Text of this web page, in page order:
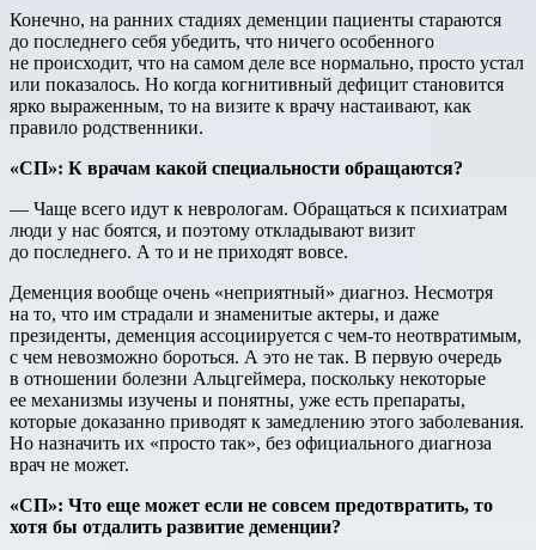
Конечно, на ранних стадиях деменции пациенты стараются
до последнего себя убедить, что ничего особенного
не происходит, что на самом деле все нормально, просто устал
или показалось. Но когда когнитивный дефицит становится
ярко выраженным, то на визите к врачу настаивают, как
правило родственники.
«СП»: К врачам какой специальности обращаются?
— Чаще всего идут к неврологам. Обращаться к психиатрам
люди у нас боятся, и поэтому откладывают визит
до последнего. А то и не приходят вовсе.
Деменция вообще очень «неприятный» диагноз. Несмотря
на то, что им страдали и знаменитые актеры, и даже
президенты, деменция ассоциируется с чем-то неотвратимым,
с чем невозможно бороться. А это не так. В первую очередь
в отношении болезни Альцгеймера, поскольку некоторые
ее механизмы изучены и понятны, уже есть препараты,
которые доказанно приводят к замедлению этого заболевания.
Но назначить их «просто так», без официального диагноза
врач не может.
«СП»: Что еще может если не совсем предотвратить, то
хотя бы отдалить развитие деменции?